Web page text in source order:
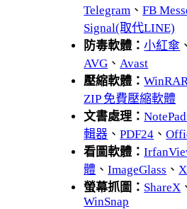
Telegram 、FB
Signal(取代LINE)
防毒軟體：小紅傘
AVG 、 Avast
壓縮軟體：WinRAR
ZIP 免費壓縮軟體
文書處理：
輯器 、PDF24 、
看圖軟體：
體 、ImageGlass 、
螢幕抓圖： ShareX
WinSnap